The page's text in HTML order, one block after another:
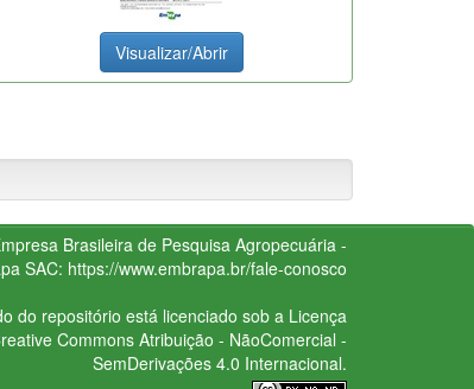
Visualizar/Abrir
Brasileira de Pesquisa Agropecuária -
SAC: https://www.embrapa.br/fale-conosco
do repositório está licenciado sob a Licença
CommonsAtribuição - NãoComercial -
SemDerivações 4.0 Internacional.